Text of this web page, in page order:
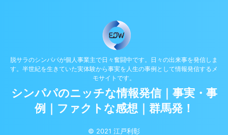
脱サラのシンパパが個人事業主で日々奮闘中です。日々の出来事を発信しま
す。半世紀を生きていた実体験から事実を人生の事例として情報発信するメ
モサイトです。
シンパパのニッチな情報発信｜事実・事
例｜ファクトな感想｜群馬発！
© 2021 江戸利彰